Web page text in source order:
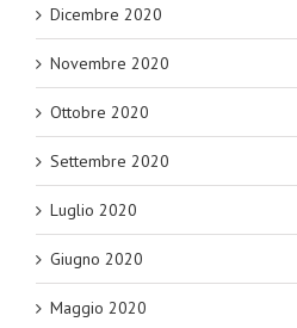
Dicembre 2020
Novembre 2020
Ottobre 2020
Settembre 2020
Luglio 2020
Giugno 2020
Maggio 2020